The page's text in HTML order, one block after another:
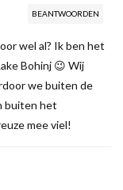
BEANTWOORDEN
wel al? Ik ben het
Bohinj 😉 Wij
we buiten de
buiten het
mee viel!